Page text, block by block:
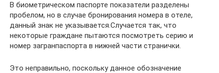
В биометрическом паспорте показатели разделены
пробелом, но в случае бронирования номера в отеле,
данный знак не указывается.Случается так, что
некоторые граждане пытаются посмотреть серию и
номер загранпаспорта в нижней части странички.
Это неправильно, поскольку данное обозначение